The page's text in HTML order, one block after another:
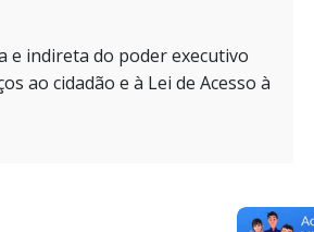
e indireta do poder executivo
ao cidadão e à Lei de Acesso à